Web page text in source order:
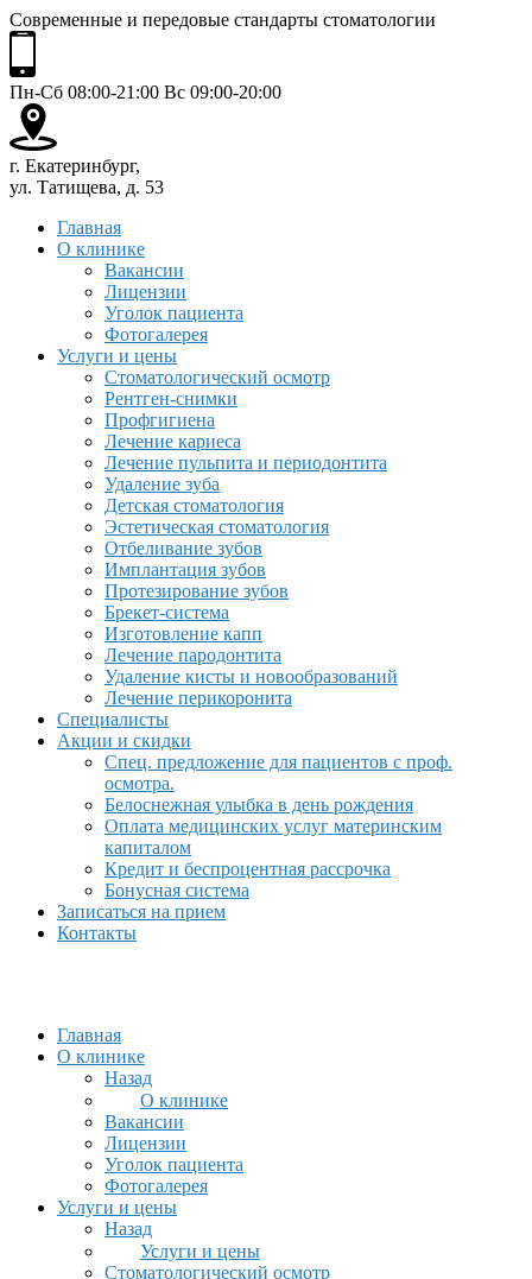
Современные и передовые стандарты стоматологии
Пн-Сб 08:00-21:00 Вс 09:00-20:00
г. Екатеринбург,
ул. Татищева, д. 53
Главная
О клинике
Вакансии
Лицензии
Уголок пациента
Фотогалерея
Услуги и цены
Стоматологический осмотр
Рентген-снимки
Профгигиена
Лечение кариеса
Лечение пульпита и периодонтита
Удаление зуба
Детская стоматология
Эстетическая стоматология
Отбеливание зубов
Имплантация зубов
Протезирование зубов
Брекет-система
Изготовление капп
Лечение пародонтита
Удаление кисты и новообразований
Лечение перикоронита
Специалисты
Акции и скидки
Спец. предложение для пациентов с проф.
осмотра.
Белоснежная улыбка в день рождения
Оплата медицинских услуг материнским
капиталом
Кредит и беспроцентная рассрочка
Бонусная система
Записаться на прием
Контакты
Главная
О клинике
Назад
О клинике
Вакансии
Лицензии
Уголок пациента
Фотогалерея
Услуги и цены
Назад
Услуги и цены
Стоматологический осмотр